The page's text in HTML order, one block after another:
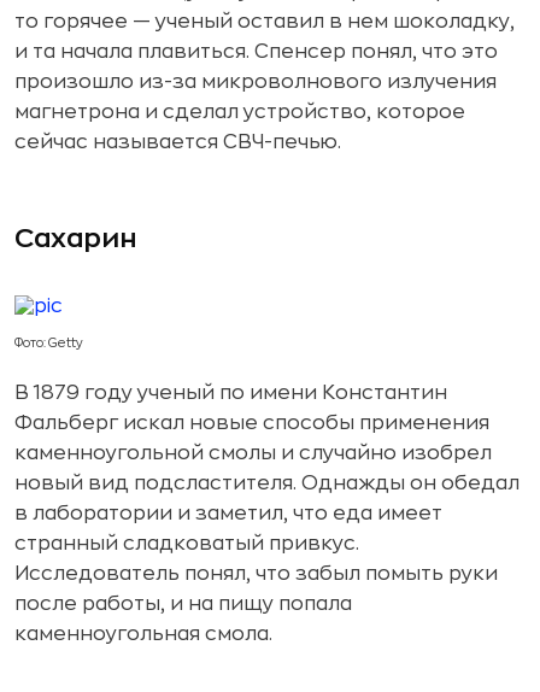
то горячее — ученый оставил в нем шоколадку,
и та начала плавиться. Спенсер понял, что это
произошло из-за микроволнового излучения
магнетрона и сделал устройство, которое
сейчас называется СВЧ-печью.
Сахарин
Фото: Getty
В 1879 году ученый по имени Константин
Фальберг искал новые способы применения
каменноугольной смолы и случайно изобрел
новый вид подсластителя. Однажды он обедал
в лаборатории и заметил, что еда имеет
странный сладковатый привкус.
Исследователь понял, что забыл помыть руки
после работы, и на пищу попала
каменноугольная смола.